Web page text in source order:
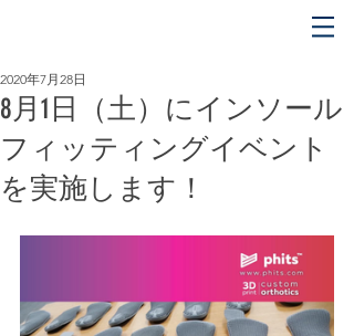
8月1日（土）にインソール
フィッティングイベント
を実施します！
2020年7月28日